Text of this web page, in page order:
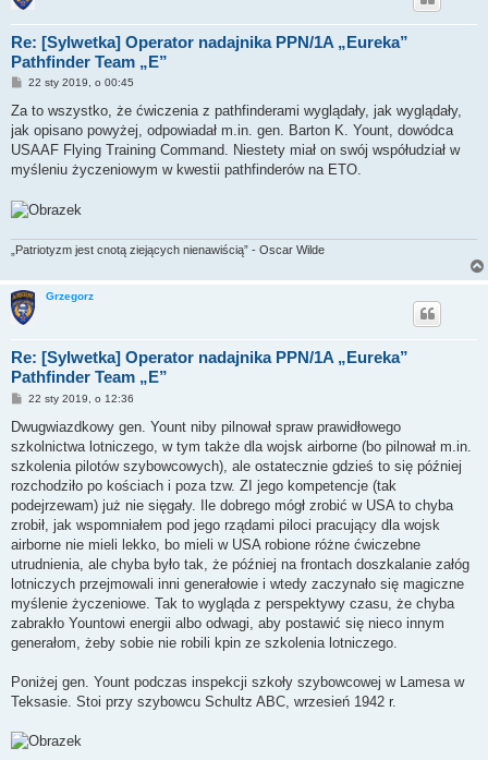
Re: [Sylwetka] Operator nadajnika PPN/1A „Eureka”
Pathfinder Team „E”
P
s
22 sty 2019, o 00:45
Za to wszystko, że ćwiczenia z pathfinderami wyglądały, jak wyglądały,
jak opisano powyżej, odpowiadał m.in. gen. Barton K. Yount, dowódca
USAAF Flying Training Command. Niestety miał on swój współudział w
myśleniu życzeniowym w kwestii pathfinderów na ETO.
„Patriotyzm jest cnotą ziejących nienawiścią” - Oscar Wilde
Grzegorz
Re: [Sylwetka] Operator nadajnika PPN/1A „Eureka”
Pathfinder Team „E”
P
s
22 sty 2019, o 12:36
Dwugwiazdkowy gen. Yount niby pilnował spraw prawidłowego
szkolnictwa lotniczego, w tym także dla wojsk airborne (bo pilnował m.in.
szkolenia pilotów szybowcowych), ale ostatecznie gdzieś to się później
rozchodziło po kościach i poza tzw. ZI jego kompetencje (tak
podejrzewam) już nie sięgały. Ile dobrego mógł zrobić w USA to chyba
zrobił, jak wspomniałem pod jego rządami piloci pracujący dla wojsk
airborne nie mieli lekko, bo mieli w USA robione różne ćwiczebne
utrudnienia, ale chyba było tak, że później na frontach doszkalanie załóg
lotniczych przejmowali inni generałowie i wtedy zaczynało się magiczne
myślenie życzeniowe. Tak to wygląda z perspektywy czasu, że chyba
zabrakło Yountowi energii albo odwagi, aby postawić się nieco innym
generałom, żeby sobie nie robili kpin ze szkolenia lotniczego.
Poniżej gen. Yount podczas inspekcji szkoły szybowcowej w Lamesa w
Teksasie. Stoi przy szybowcu Schultz ABC, wrzesień 1942 r.